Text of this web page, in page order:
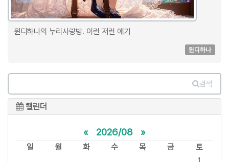
윈디하나의 누리사랑방. 이런 저런 얘기
윈디하나
검색
캘린더
« 2026/08 »
일 월 화 수 목 금
토
1